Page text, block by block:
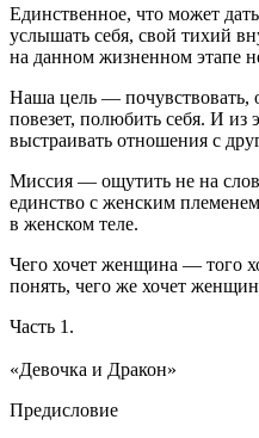
Единственное, что может
услышать себя, свой тихий
на данном жизненном этапе
Наша цель — почувствовать,
повезет, полюбить себя. И из
выстраивать отношения с
Миссия — ощутить не на
единство с женским
в женском теле.
Чего хочет женщина — того
понять, чего же хочет
Часть 1.
«Девочка и Дракон»
Предисловие